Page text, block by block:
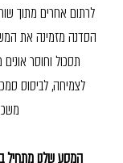
לרתום אחרים מתוך
הסדנה מזמינה את
תסכול וחוסר
לצמיחה, לביסוס
המסע שלנו מתחיל